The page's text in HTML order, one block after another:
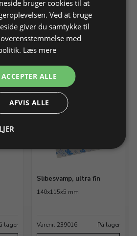
Slibesvamp, super fin
140x115x5 mm
Info
lager
Slibesvamp, ultra fin
140x115x5 mm
Varenr. 239016 På lager
bruger cookies til at
Ved at bruge
giver du samtykke til
med
Læs mere
ACCEPTER ALLE
AFVIS ALLE